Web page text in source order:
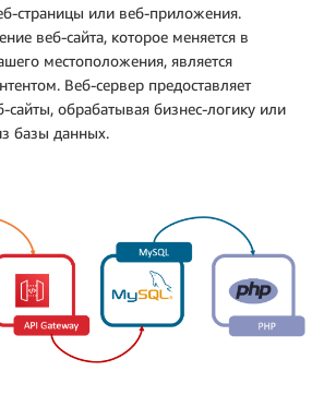
страницы или веб-приложения.
веб-сайта, которое меняется в
местоположения, является
Веб-сервер предоставляет
сайты, обрабатывая бизнес-логику или
базы данных.